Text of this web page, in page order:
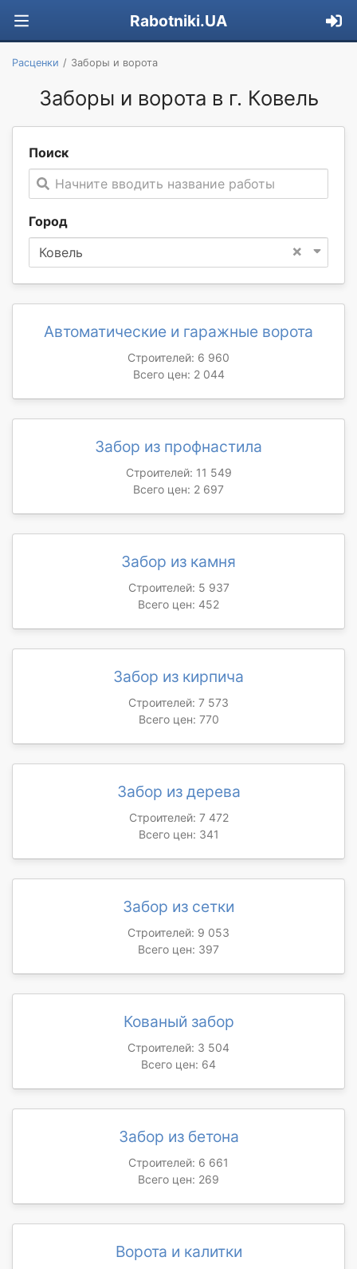
Rabotniki.UA
Расценки Заборы и ворота
Заборы и ворота в г. Ковель
Поиск
Начните вводить название работы
Город
×
Ковель
Автоматические и гаражные ворота
Строителей: 6 960
Всего цен: 2 044
Забор из профнастила
Строителей: 11 549
Всего цен: 2 697
Забор из камня
Строителей: 5 937
Всего цен: 452
Забор из кирпича
Строителей: 7 573
Всего цен: 770
Забор из дерева
Строителей: 7 472
Всего цен: 341
Забор из сетки
Строителей: 9 053
Всего цен: 397
Кованый забор
Строителей: 3 504
Всего цен: 64
Забор из бетона
Строителей: 6 661
Всего цен: 269
Ворота и калитки